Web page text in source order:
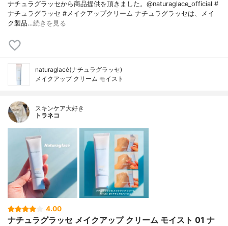
ナチュラグラッセから商品提供を頂きました。@naturaglace_official #
ナチュラグラッセ #メイクアップクリーム ナチュラグラッセは、メイ
ク製品…続きを見る
naturaglacé(ナチュラグラッセ)
メイクアップ クリーム モイスト
スキンケア大好き
トラネコ
4.00
ナチュラグラッセ メイクアップ クリーム モイスト 01 ナ